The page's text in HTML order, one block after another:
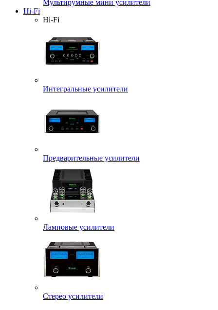
Мультирумные мини усилители
Hi-Fi
Hi-Fi
Интегральные усилители
Предварительные усилители
Ламповые усилители
Стерео усилители